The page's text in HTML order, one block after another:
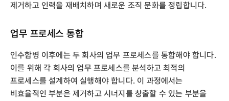
제거하고 인력을 재배치하며 새로운 조직 문화를 정립합니다.
업무 프로세스 통합
인수합병 이후에는 두 회사의 업무 프로세스를 통합해야 합니다.
이를 위해 각 회사의 업무 프로세스를 분석하고 최적의
프로세스를 설계하여 실행해야 합니다. 이 과정에서는
비효율적인 부분은 제거하고 시너지를 창출할 수 있는 부분을